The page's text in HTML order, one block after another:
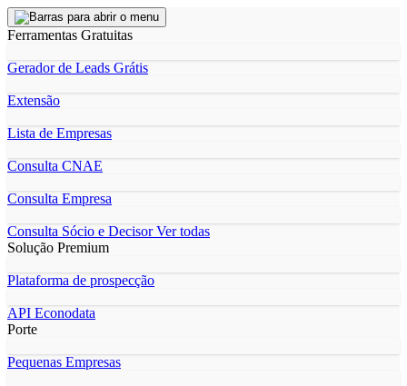
Ferramentas Gratuitas
Gerador de Leads Grátis
Extensão
Lista de Empresas
Consulta CNAE
Consulta Empresa
Consulta Sócio e DecisorVer todas
Solução Premium
Plataforma de prospecção
API Econodata
Porte
Pequenas Empresas